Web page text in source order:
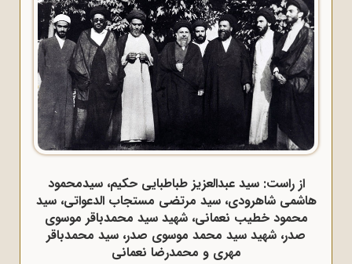
از راست: سید عبدالعزیز طباطبایی حکیم، سیدمحمود
هاشمی شاهرودی، سید مرتضی مستجاب الدعواتی، سید
محمود خطیب نعمانی، شهید سید محمدباقر موسوی
صدر، شهید سید محمد موسوی صدر، سید محمدباقر
مهری و محمدرضا نعمانی